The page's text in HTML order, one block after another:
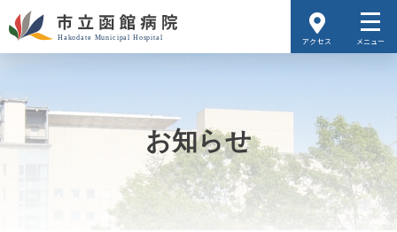
アクセス メニュー
お知らせ